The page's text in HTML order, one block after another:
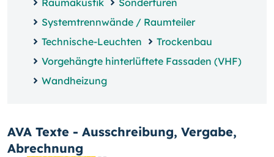
Raumakustik
Sondertüren
Systemtrennwände / Raumteiler
Technische-Leuchten
Trockenbau
Vorgehängte hinterlüftete Fassaden (VHF)
Wandheizung
AVA Texte - Ausschreibung, Vergabe,
Abrechnung